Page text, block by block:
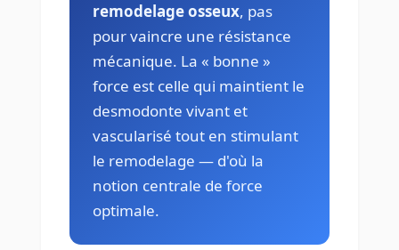
remodelage osseux, pas
pour vaincre une résistance
mécanique. La « bonne »
force est celle qui maintient le
desmodonte vivant et
vascularisé tout en stimulant
le remodelage — d'où la
notion centrale de force
optimale.